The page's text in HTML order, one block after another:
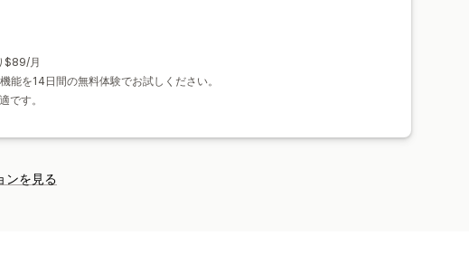
ョン
$89/月
能を14日間の無料体験でお試しください。
です。
ンを見る